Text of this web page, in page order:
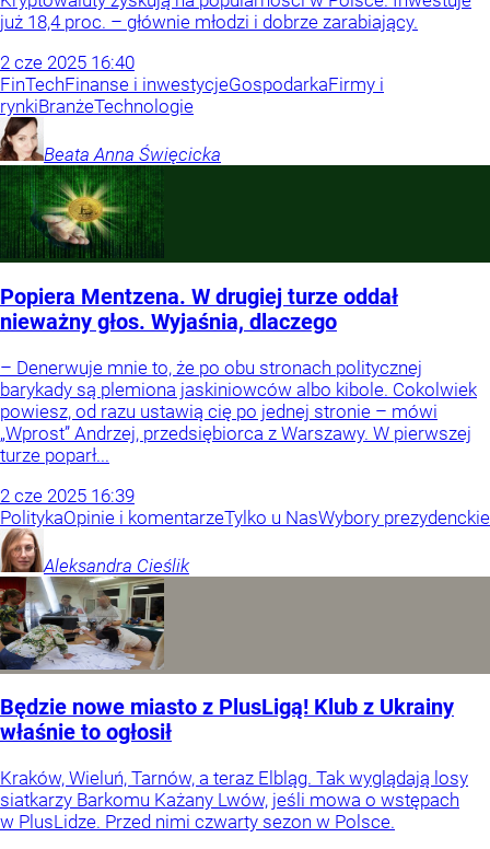
już 18,4 proc. – głównie młodzi i dobrze zarabiający.
2 cze 2025 16:40
FinTechFinanse i inwestycjeGospodarkaFirmy i
rynkiBranżeTechnologie
Beata Anna Święcicka
Popiera Mentzena. W drugiej turze oddał
nieważny głos. Wyjaśnia, dlaczego
– Denerwuje mnie to, że po obu stronach politycznej
barykady są plemiona jaskiniowców albo kibole. Cokolwiek
powiesz, od razu ustawią cię po jednej stronie – mówi
„Wprost” Andrzej, przedsiębiorca z Warszawy. W pierwszej
turze poparł...
2 cze 2025 16:39
PolitykaOpinie i komentarzeTylko u NasWybory prezydenckie
Aleksandra Cieślik
Będzie nowe miasto z PlusLigą! Klub z Ukrainy
właśnie to ogłosił
Kraków, Wieluń, Tarnów, a teraz Elbląg. Tak wyglądają losy
siatkarzy Barkomu Każany Lwów, jeśli mowa o wstępach
w PlusLidze. Przed nimi czwarty sezon w Polsce.